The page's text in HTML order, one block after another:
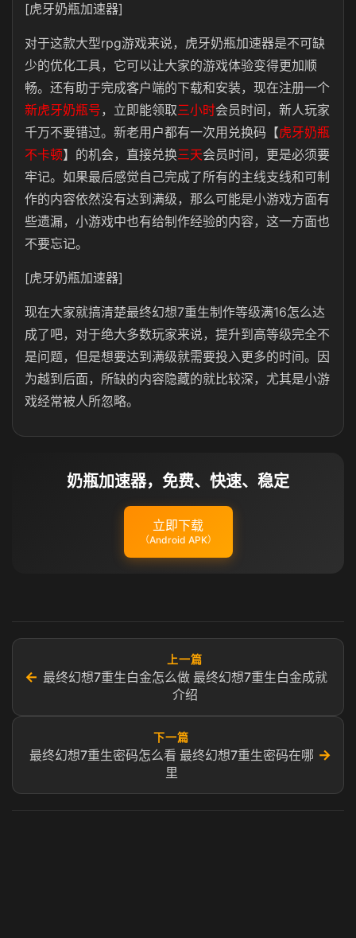
[虎牙奶瓶加速器]
对于这款大型rpg游戏来说，虎牙奶瓶加速器是不可缺
少的优化工具，它可以让大家的游戏体验变得更加顺
畅。还有助于完成客户端的下载和安装，现在注册一个
新虎牙奶瓶号 ，立即能领取三小时会员时间，新人玩家
千万不要错过。新老用户都有一次用兑换码【虎牙奶瓶
不卡顿】的机会，直接兑换三天会员时间，更是必须要
牢记。如果最后感觉自己完成了所有的主线支线和可制
作的内容依然没有达到满级，那么可能是小游戏方面有
些遗漏，小游戏中也有给制作经验的内容，这一方面也
不要忘记。
[虎牙奶瓶加速器]
现在大家就搞清楚最终幻想7重生制作等级满16怎么达
成了吧，对于绝大多数玩家来说，提升到高等级完全不
是问题，但是想要达到满级就需要投入更多的时间。因
为越到后面，所缺的内容隐藏的就比较深，尤其是小游
戏经常被人所忽略。
奶瓶加速器，免费、快速、稳定
立即下载
（Android APK）
←
上一篇
最终幻想7重生白金怎么做 最终幻想7重生白金成就
介绍
下一篇
最终幻想7重生密码怎么看 最终幻想7重生密码在哪
里
→